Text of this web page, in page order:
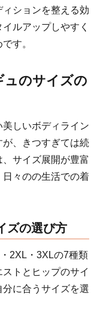
ションを整える効
ルアップしやすく
す。
ュのサイズの
しいボディライン
、きつすぎては続
サイズ展開が豊富
々のの生活での着
ズの選び方
2XL・3XLの7種類
トとヒップのサイ
に合うサイズを選